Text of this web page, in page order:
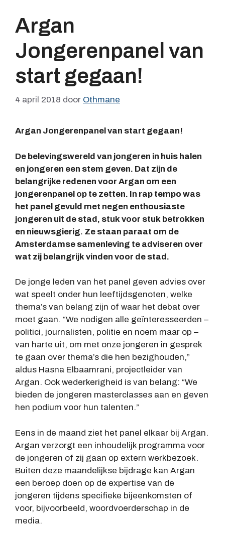
Argan
Jongerenpanel van
start gegaan!
4 april 2018 door Othmane
Argan Jongerenpanel van start gegaan!
De belevingswereld van jongeren in huis halen
en jongeren een stem geven. Dat zijn de
belangrijke redenen voor Argan om een
jongerenpanel op te zetten. In rap tempo was
het panel gevuld met negen enthousiaste
jongeren uit de stad, stuk voor stuk betrokken
en nieuwsgierig. Ze staan paraat om de
Amsterdamse samenleving te adviseren over
wat zij belangrijk vinden voor de stad.
De jonge leden van het panel geven advies over
wat speelt onder hun leeftijdsgenoten, welke
thema’s van belang zijn of waar het debat over
moet gaan. “We nodigen alle geïnteresseerden –
politici, journalisten, politie en noem maar op –
van harte uit, om met onze jongeren in gesprek
te gaan over thema’s die hen bezighouden,”
aldus Hasna Elbaamrani, projectleider van
Argan. Ook wederkerigheid is van belang: “We
bieden de jongeren masterclasses aan en geven
hen podium voor hun talenten.”
Eens in de maand ziet het panel elkaar bij Argan.
Argan verzorgt een inhoudelijk programma voor
de jongeren of zij gaan op extern werkbezoek.
Buiten deze maandelijkse bijdrage kan Argan
een beroep doen op de expertise van de
jongeren tijdens specifieke bijeenkomsten of
voor, bijvoorbeeld, woordvoerderschap in de
media.